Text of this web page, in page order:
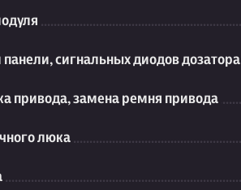
сигнальных диодов дозатора
привода, замена ремня привода
люка